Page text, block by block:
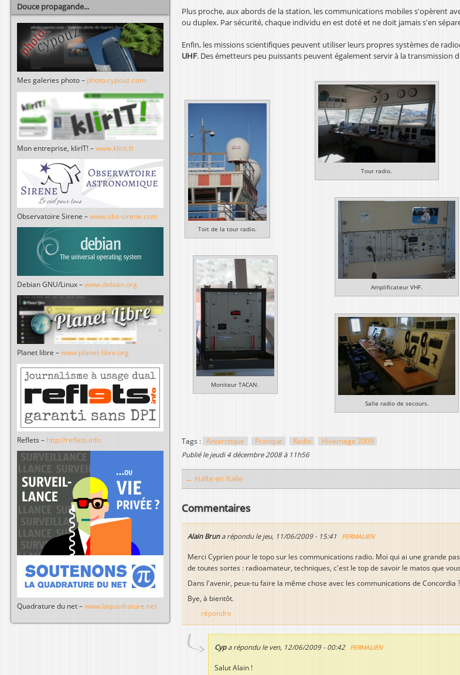
Plus proche, aux abords de la station, les communications mobiles s'opèrent
ou duplex. Par sécurité, chaque individu en est doté et ne doit jamais s'en
Enfin, les missions scientifiques peuvent utiliser leurs propres systèmes de
UHF. Des émetteurs peu puissants peuvent également servir à la transmission
Toit de la tour radio.
Moniteur TACAN.
Tour radio.
Amplificateur VHF.
Salle radio de secours.
Tags : Antarctique Pratique Radio
Hivernage 2009
publié le jeudi 4 décembre 2008 à 11h56
← Halte en Italie
Commentaires
Alain Bruna répondu le jeu, 11/06/2009 - 15:41 PERMALIEN
Merci Cyprien pour le topo sur les communications radio. Moi qui ai une grande
de toutes sortes : radioamateur, techniques, c'est le top de savoir le matos que
Dans l'avenir, peux-tu faire la même chose avec les communications de Concordia ?
Bye, à bientôt.
répondre
Cypa répondu le ven, 12/06/2009 - 00:42 PERMALIEN
Salut Alain !
Douce propagande...
Mes galeries photo – photo.cypouz.com
Mon entreprise, klirIT! – www.klirit.fr
Observatoire Sirene – www.obs-sirene.com
Debian GNU/Linux – www.debian.org
Planet libre – www.planet-libre.org
Reflets – http://reflets.info
Quadrature du net – www.laquadrature.net